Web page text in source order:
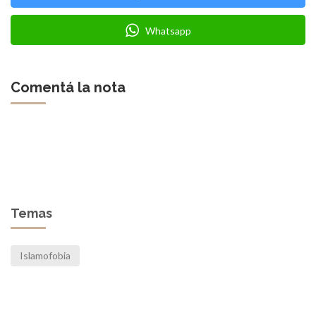
Whatsapp
Comentá la nota
Temas
Islamofobia